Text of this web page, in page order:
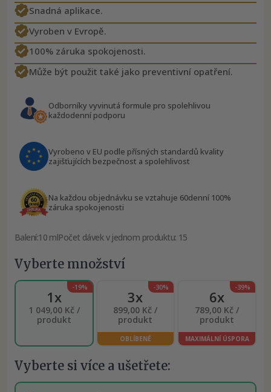
Snadná aplikace.
Vyroben v Evropě.
100% záruka spokojenosti.
Může být použit také jako preventivní opatření.
Odborníky vyvinutá formule pro spolehlivou
každodenní podporu
Vyrobeno v EU podle přísných standardů kvality
zajišťujících bezpečnost a spolehlivost
Na každou objednávku se vztahuje 60denní 100%
záruka spokojenosti
Balení:10 mlPočet dávek v jednom produktu: 15
Vyberte množství
-19%
1x
1 049,00 Kč /
produkt
-30%
3x
899,00 Kč /
produkt
OBLÍBENÉ
-39%
6x
789,00 Kč /
produkt
MAXIMÁLNÍ ÚSPORA
Vyberte si více a ušetřete: